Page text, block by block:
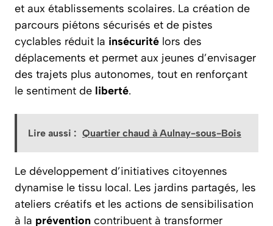
et aux établissements scolaires. La création de
parcours piétons sécurisés et de pistes
cyclables réduit la insécurité lors des
déplacements et permet aux jeunes d’envisager
des trajets plus autonomes, tout en renforçant
le sentiment de liberté.
Lire aussi : Quartier chaud à Aulnay-sous-Bois
Le développement d’initiatives citoyennes
dynamise le tissu local. Les jardins partagés, les
ateliers créatifs et les actions de sensibilisation
à la prévention contribuent à transformer